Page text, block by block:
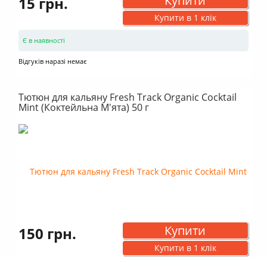
Купити в 1 клік
Є в наявності
Відгуків наразі немає
Тютюн для кальяну Fresh Track Organic Cocktail
Mint (Коктейльна М'ята) 50 г
150 грн. Купити
Купити в 1 клік